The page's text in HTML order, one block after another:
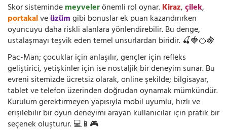
Skor sistemindemeyvelerönemli rol oynar.Kiraz,çilek,
portakalveüzümgibi bonuslar ek puan kazandırırken
oyuncuyu daha riskli alanlara yönlendirebilir. Bu denge,
ustalaşmayı teşvik eden temel unsurlardan biridir. 🍒🍓🍊🍇
Pac-Man; çocuklar için anlaşılır, gençler için refleks
geliştirici, yetişkinler için ise nostaljik bir deneyim sunar. Bu
evreni sitemizde ücretsiz olarak, online şekilde; bilgisayar,
tablet ve telefon üzerinden doğrudan oynamak mümkündür.
Kurulum gerektirmeyen yapısıyla mobil uyumlu, hızlı ve
erişilebilir bir oyun deneyimi arayan kullanıcılar için pratik bir
seçenek oluşturur. 💻📱🎮